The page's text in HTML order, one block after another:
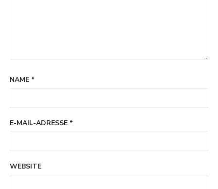
NAME *
E-MAIL-ADRESSE *
WEBSITE